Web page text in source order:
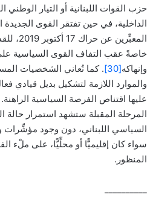
حزب القوات اللبنانية أو التيار الوطني
الداخلية، في حين تفتقر القوى الجديدة
المعبِّرين
خاصةً عقب التفاف القوى السياسية
وإنهاكه[30]
. كما تُعاني الشخصيات
والموارد اللازمة لتشكيل بديل قيادي
عليها اقتناص الفرصة السياسية
المرحلة المقبلة ستشهد استمرار حالة
السياسي اللبناني، دون وجود
سواء كان إقليميًّا أو محلِّيًّا، على ملْء
المنظور.